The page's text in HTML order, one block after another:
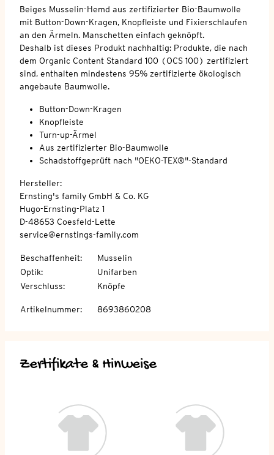
Beiges Musselin-Hemd aus zertifizierter Bio-Baumwolle
mit Button-Down-Kragen, Knopfleiste und Fixierschlaufen
an den Ärmeln. Manschetten einfach geknöpft.
Deshalb ist dieses Produkt nachhaltig: Produkte, die nach
dem Organic Content Standard 100 (OCS 100) zertifiziert
sind, enthalten mindestens 95% zertifizierte ökologisch
angebaute Baumwolle.
Button-Down-Kragen
Knopfleiste
Turn-up-Ärmel
Aus zertifizierter Bio-Baumwolle
Schadstoffgeprüft nach "OEKO-TEX®"-Standard
Hersteller:
Ernsting's family GmbH & Co. KG
Hugo-Ernsting-Platz 1
D-48653 Coesfeld-Lette
service@ernstings-family.com
Beschaffenheit:
Musselin
Optik:
Unifarben
Verschluss: Knöpfe
Artikelnummer: 8693860208
Zertifikate & Hinweise